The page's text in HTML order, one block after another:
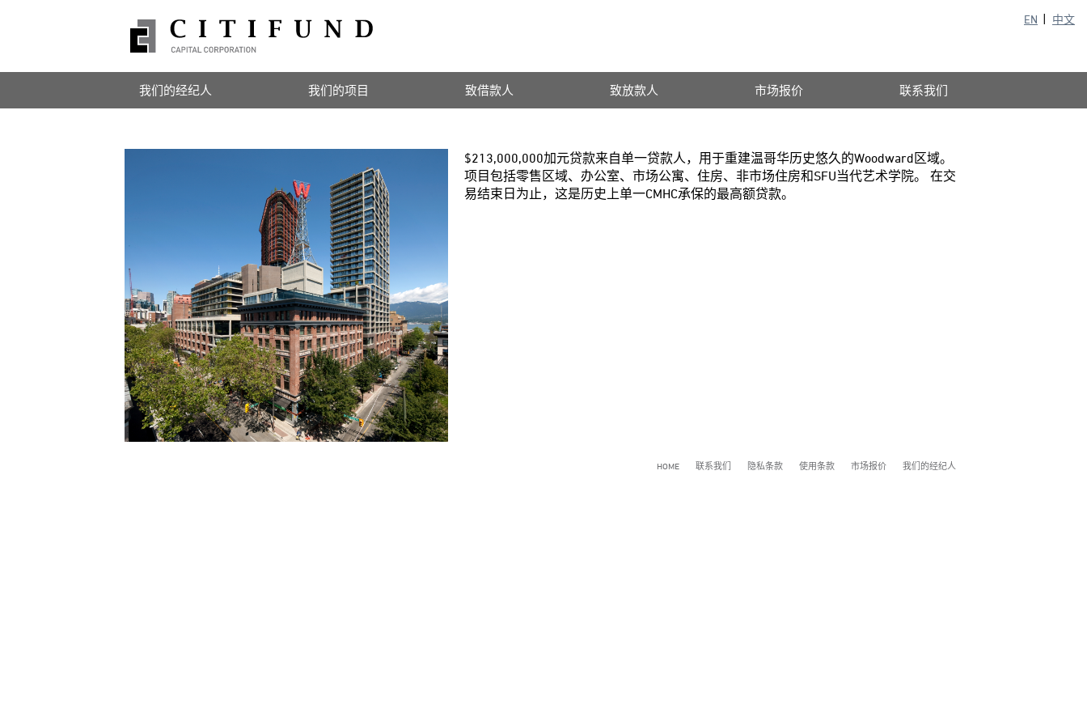
EN 中文
我们的经纪人 我们的项目 致借款人 致放款人 市场报价 联系我们
$213,000,000加元贷款来自单一贷款人，用于重建温哥华历史悠久的Woodward区域。
项目包括零售区域、办公室、市场公寓、住房、非市场住房和SFU当代艺术学院。 在交
易结束日为止，这是历史上单一CMHC承保的最高额贷款。
HOME 联系我们 隐私条款 使用条款 市场报价 我们的经纪人